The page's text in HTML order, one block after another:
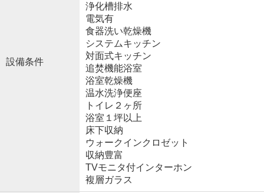
設備条件
浄化槽排水
電気有
食器洗い乾燥機
システムキッチン
対面式キッチン
追焚機能浴室
浴室乾燥機
温水洗浄便座
トイレ２ヶ所
浴室１坪以上
床下収納
ウォークインクロゼット
収納豊富
TVモニタ付インターホン
複層ガラス